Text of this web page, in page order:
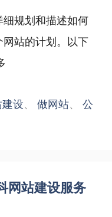
规划和描述如何
站的计划。以下
设、 做网站、 公
网站建设服务